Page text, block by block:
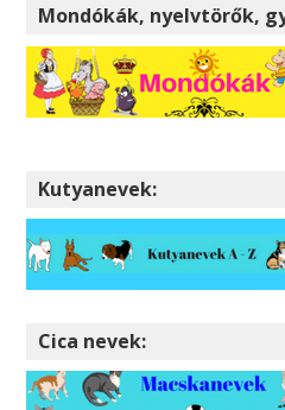
Mondókák, nyelvtörők,
Kutyanevek:
Cica nevek: